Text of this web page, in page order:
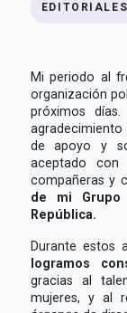
EDITORIALES
Mi periodo al
organización
próximos
de apoyo y
aceptado
compañeras y
de mi Grupo
República.
Durante estos
logramos
gracias al
mujeres, y al